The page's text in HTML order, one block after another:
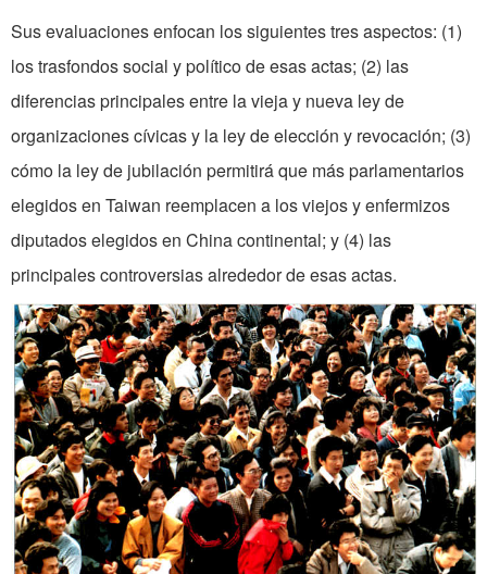
Sus evaluaciones enfocan los siguientes tres aspectos: (1)
los trasfondos social y político de esas actas; (2) las
diferencias principales entre la vieja y nueva ley de
organizaciones cívicas y la ley de elección y revocación; (3)
cómo la ley de jubilación permitirá que más parlamentarios
elegidos en Taiwan reemplacen a los viejos y enfermizos
diputados elegidos en China continental; y (4) las
principales controversias alrededor de esas actas.